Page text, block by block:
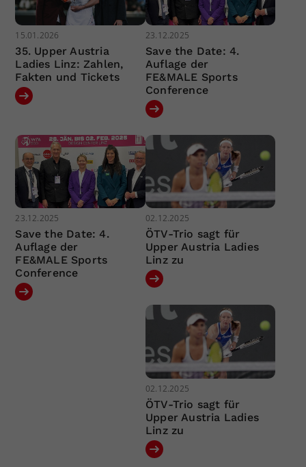
15.01.2026
35. Upper Austria
Ladies Linz: Zahlen,
Fakten und Tickets
23.12.2025
Save the Date: 4.
Auflage der
FE&MALE Sports
Conference
23.12.2025
Save the Date: 4.
Auflage der
FE&MALE Sports
Conference
02.12.2025
ÖTV-Trio sagt für
Upper Austria Ladies
Linz zu
02.12.2025
ÖTV-Trio sagt für
Upper Austria Ladies
Linz zu